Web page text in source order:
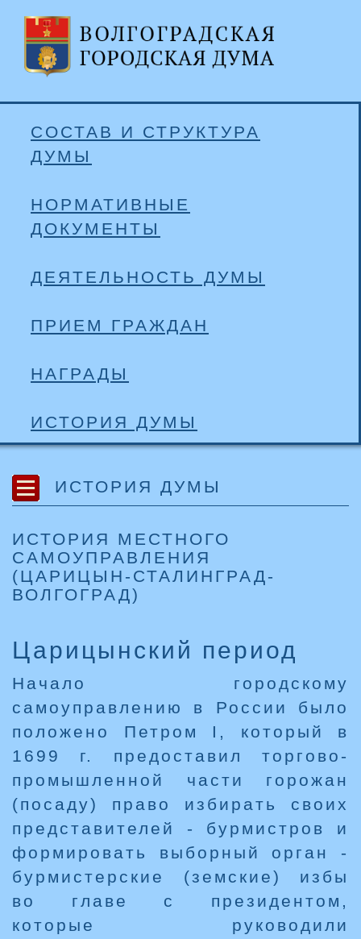
СОСТАВ И СТРУКТУРА
ДУМЫ
НОРМАТИВНЫЕ
ДОКУМЕНТЫ
ДЕЯТЕЛЬНОСТЬ ДУМЫ
ПРИЕМ ГРАЖДАН
НАГРАДЫ
ИСТОРИЯ ДУМЫ
ИСТОРИЯ ДУМЫ
ИСТОРИЯ МЕСТНОГО
САМОУПРАВЛЕНИЯ
(ЦАРИЦЫН-СТАЛИНГРАД-
ВОЛГОГРАД)
Царицынский период
Начало городскому
самоуправлению в России было
положено Петром I, который в
1699 г. предоставил торгово-
промышленной части горожан
(посаду) право избирать своих
представителей - бурмистров и
формировать выборный орган -
бурмистерские (земские) избы
во главе с президентом,
которые руководили